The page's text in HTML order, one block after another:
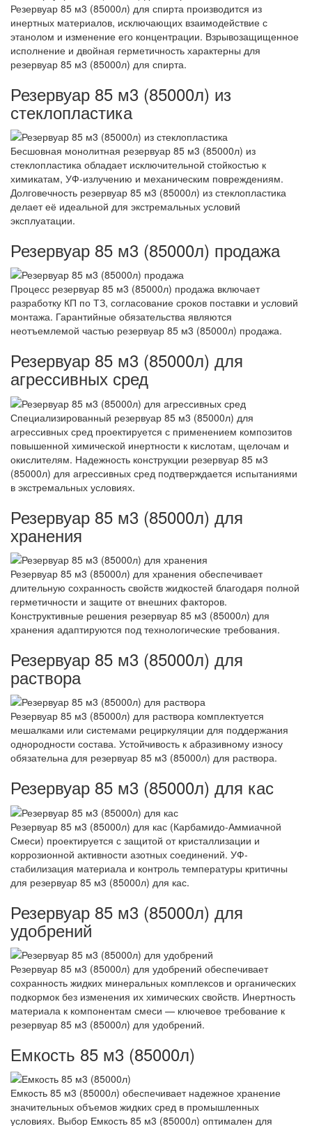
Резервуар 85 м3 (85000л) для спирта производится из
инертных материалов, исключающих взаимодействие с
этанолом и изменение его концентрации. Взрывозащищенное
исполнение и двойная герметичность характерны для
резервуар 85 м3 (85000л) для спирта.
Резервуар 85 м3 (85000л) из
стеклопластика
Бесшовная монолитная резервуар 85 м3 (85000л) из
стеклопластика обладает исключительной стойкостью к
химикатам, УФ-излучению и механическим повреждениям.
Долговечность резервуар 85 м3 (85000л) из стеклопластика
делает её идеальной для экстремальных условий
эксплуатации.
Резервуар 85 м3 (85000л) продажа
Процесс резервуар 85 м3 (85000л) продажа включает
разработку КП по ТЗ, согласование сроков поставки и условий
монтажа. Гарантийные обязательства являются
неотъемлемой частью резервуар 85 м3 (85000л) продажа.
Резервуар 85 м3 (85000л) для
агрессивных сред
Специализированный резервуар 85 м3 (85000л) для
агрессивных сред проектируется с применением композитов
повышенной химической инертности к кислотам, щелочам и
окислителям. Надежность конструкции резервуар 85 м3
(85000л) для агрессивных сред подтверждается испытаниями
в экстремальных условиях.
Резервуар 85 м3 (85000л) для
хранения
Резервуар 85 м3 (85000л) для хранения обеспечивает
длительную сохранность свойств жидкостей благодаря полной
герметичности и защите от внешних факторов.
Конструктивные решения резервуар 85 м3 (85000л) для
хранения адаптируются под технологические требования.
Резервуар 85 м3 (85000л) для
раствора
Резервуар 85 м3 (85000л) для раствора комплектуется
мешалками или системами рециркуляции для поддержания
однородности состава. Устойчивость к абразивному износу
обязательна для резервуар 85 м3 (85000л) для раствора.
Резервуар 85 м3 (85000л) для кас
Резервуар 85 м3 (85000л) для кас (Карбамидо-Аммиачной
Смеси) проектируется с защитой от кристаллизации и
коррозионной активности азотных соединений. УФ-
стабилизация материала и контроль температуры критичны
для резервуар 85 м3 (85000л) для кас.
Резервуар 85 м3 (85000л) для
удобрений
Резервуар 85 м3 (85000л) для удобрений обеспечивает
сохранность жидких минеральных комплексов и органических
подкормок без изменения их химических свойств. Инертность
материала к компонентам смеси — ключевое требование к
резервуар 85 м3 (85000л) для удобрений.
Емкость 85 м3 (85000л)
Емкость 85 м3 (85000л) обеспечивает надежное хранение
значительных объемов жидких сред в промышленных
условиях. Выбор Емкость 85 м3 (85000л) оптимален для